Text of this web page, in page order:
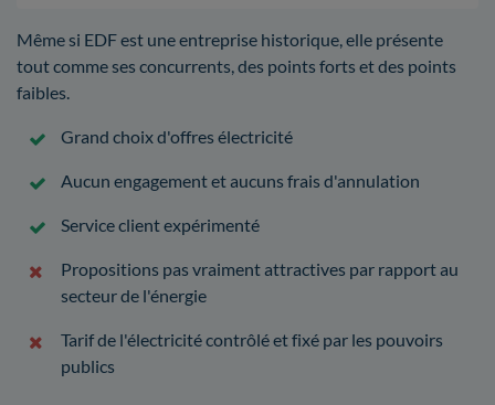
Même si EDF est une entreprise historique, elle présente
tout comme ses concurrents, des points forts et des points
faibles.
Grand choix d'offres électricité
Aucun engagement et aucuns frais d'annulation
Service client expérimenté
Propositions pas vraiment attractives par rapport au
secteur de l'énergie
Tarif de l'électricité contrôlé et fixé par les pouvoirs
publics